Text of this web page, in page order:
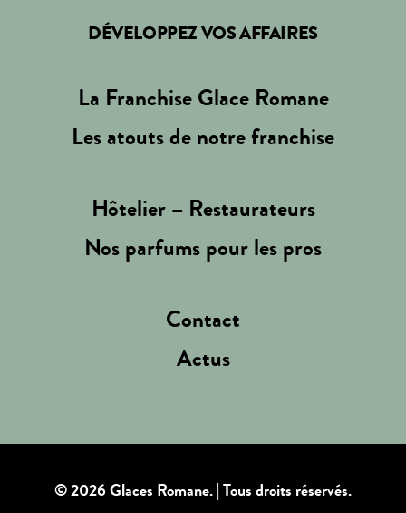
DÉVELOPPEZ VOS AFFAIRES
La Franchise Glace Romane
Les atouts de notre franchise
Hôtelier – Restaurateurs
Nos parfums pour les pros
Contact
Actus
© 2026 Glaces Romane.| Tous droits réservés.